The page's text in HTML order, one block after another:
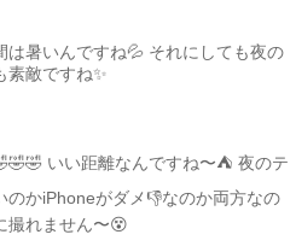
は暑いんですね💦 それにしても夜の
素敵ですね✨
いい距離なんですね〜⛺️ 夜のテ
のかiPhoneがダメ👎なのか両方なの
撮れません〜😵